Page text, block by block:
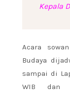
Kepala
Acara
Budaya
sampai di
WIB dan